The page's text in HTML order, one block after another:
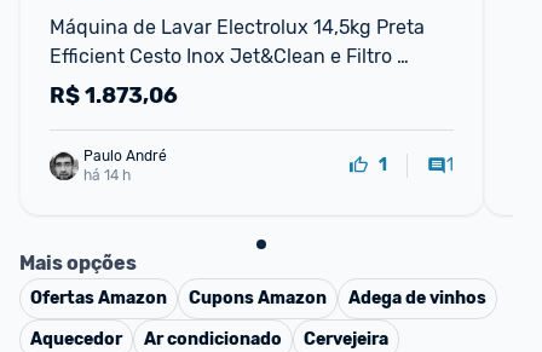
Máquina de Lavar Electrolux 14,5kg Preta
Efficient Cesto Inox Jet&Clean e Filtro
Fiapos 127v LEP15
R$1.873,06
Paulo André
há 14 h
1 1
Mais opções
OfertasAmazon CuponsAmazon
Adega de vinhos
Aquecedor
Ar condicionado
Cervejeira